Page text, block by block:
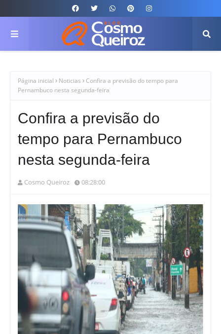
Página inicial Noticias
Confira a previsão do tempo para
Pernambuco nesta segunda-feira
Confira a previsão do
tempo para Pernambuco
nesta segunda-feira
Cosmo Queiroz 08:28:00